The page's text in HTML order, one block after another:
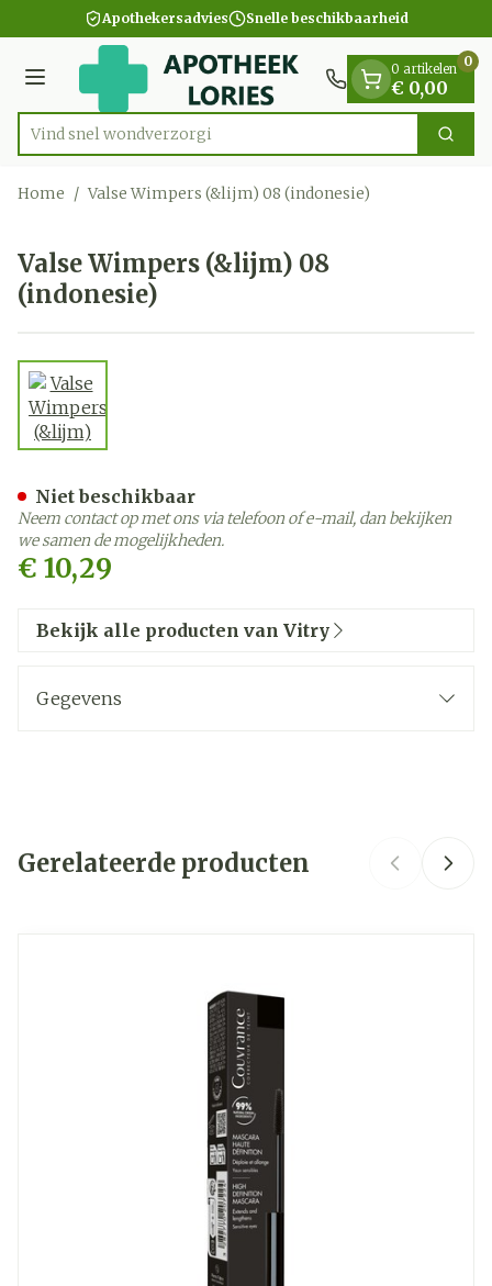
Ga naar de inhoudApothekersadvies Snelle beschikbaarheid
Menu
Product, merk, categorie...
Vind snel wondve Zoek
0 artikelen
€ 0,00
0
Home / Valse Wimpers (&lijm) 08 (indonesie)
Valse Wimpers (&lijm) 08
(indonesie)
View larger image
€ 10,29
Niet beschikbaar
Neem contact op met ons via telefoon of e-mail, dan bekijken
we samen de mogelijkheden.
Bekijk alle producten van Vitry
Gegevens
Merken Vitry
Gerelateerde producten